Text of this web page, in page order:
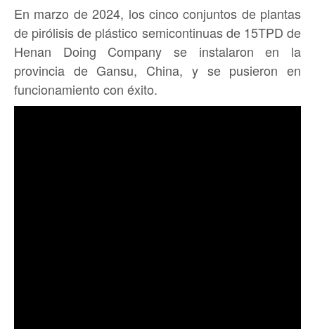
En marzo de 2024, los cinco conjuntos de plantas
de pirólisis de plástico semicontinuas de 15TPD de
Henan Doing Company se instalaron en la
provincia de Gansu, China, y se pusieron en
funcionamiento con éxito.